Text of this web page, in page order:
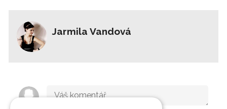
Jarmila Vandová